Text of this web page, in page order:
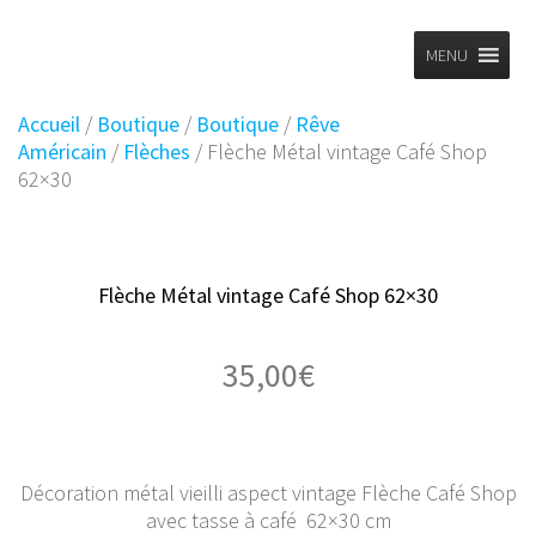
MENU
Accueil / Boutique / Boutique / Rêve
Américain / Flèches / Flèche Métal vintage Café Shop
62×30
Flèche Métal vintage Café Shop 62×30
35,00€
Décoration métal vieilli aspect vintage Flèche Café Shop
avec tasse à café 62×30 cm